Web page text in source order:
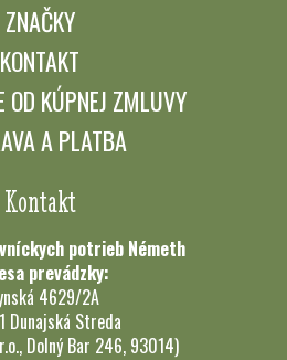
ZNAČKY
KONTAKT
OD KÚPNEJ ZMLUVY
A PLATBA
Kontakt
potrieb Németh
prevádzky:
4629/2A
Dunajská Streda
Dolný Bar 246, 93014)